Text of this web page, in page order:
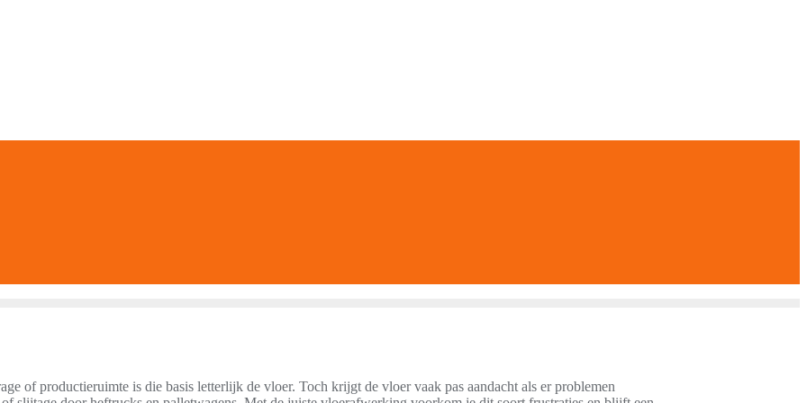
of productieruimte is die basis letterlijk de vloer. Toch krijgt de vloer vaak pas aandacht als er problemen